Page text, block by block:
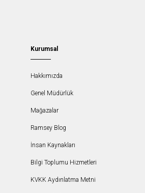
Kurumsal
Hakkımızda
Genel Müdürlük
Mağazalar
Ramsey Blog
İnsan Kaynakları
Bilgi Toplumu Hizmetleri
KVKK Aydınlatma Metni